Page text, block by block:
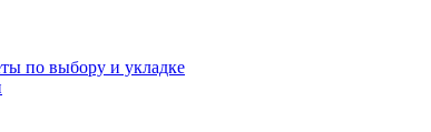
по выбору и укладке